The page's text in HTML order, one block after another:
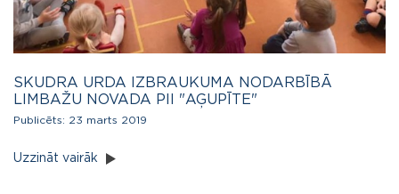
SKUDRA URDA IZBRAUKUMA NODARBĪBĀ
LIMBAŽU NOVADA PII "AĢUPĪTE"
Publicēts: 23 marts 2019
Uzzināt vairāk